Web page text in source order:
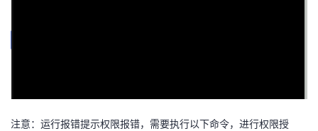
注意：运行报错提示权限报错，需要执行以下命令，进行权限授